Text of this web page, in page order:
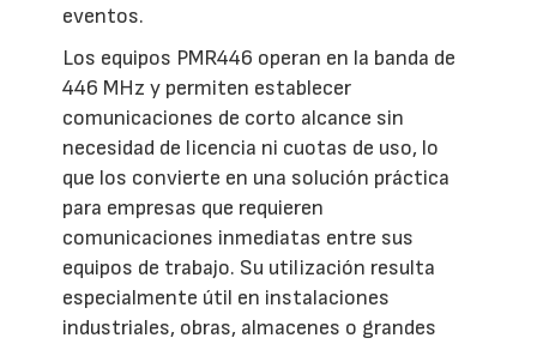
eventos.
Los equipos PMR446 operan en la banda de
446 MHz y permiten establecer
comunicaciones de corto alcance sin
necesidad de licencia ni cuotas de uso, lo
que los convierte en una solución práctica
para empresas que requieren
comunicaciones inmediatas entre sus
equipos de trabajo. Su utilización resulta
especialmente útil en instalaciones
industriales, obras, almacenes o grandes